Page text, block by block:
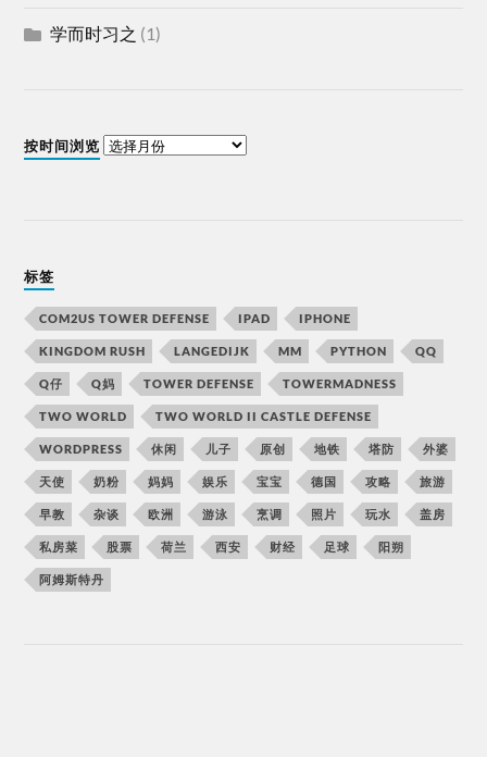
学而时习之 (1)
按时间浏览
标签
COM2US TOWER DEFENSE IPAD IPHONE
KINGDOM RUSH LANGEDIJK MM PYTHON QQ
Q仔 Q妈 TOWER DEFENSE TOWERMADNESS
TWO WORLD TWO WORLD II CASTLE DEFENSE
WORDPRESS 休闲 儿子 原创 地铁 塔防 外婆
天使 奶粉 妈妈 娱乐 宝宝 德国 攻略 旅游
早教 杂谈 欧洲 游泳 烹调 照片 玩水 盖房
私房菜 股票 荷兰 西安 财经 足球 阳朔
阿姆斯特丹